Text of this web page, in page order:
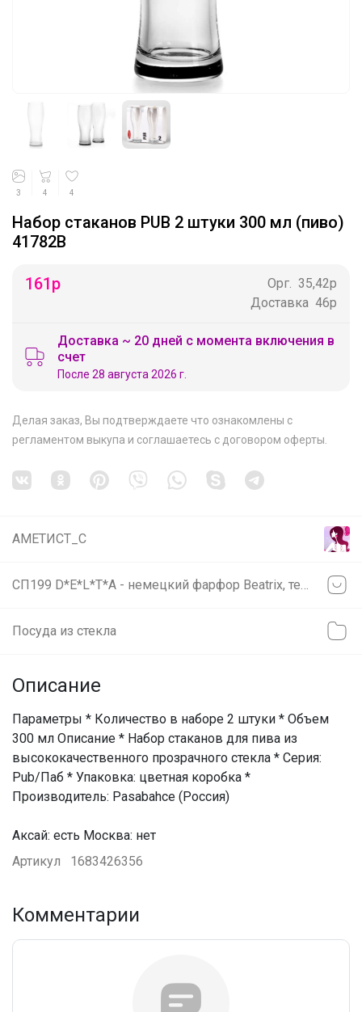
3 4 4
Набор стаканов PUB 2 штуки 300 мл (пиво)
41782В
161р Орг. 35,42р
Доставка 46р
Доставка ~ 20 дней с момента включения в
счет
После 28 августа 2026 г.
Делая заказ, Вы подтверждаете что ознакомлены с
регламентом выкупа и соглашаетесь с договором оферты
АМЕТИСТ_С
Посуда из стекла
Описание
Параметры * Количество в наборе 2 штуки * Объем
300 мл Описание * Набор стаканов для пива из
высококачественного прозрачного стекла * Серия:
Pub/Паб * Упаковка: цветная коробка *
Производитель: Pasabahce (Россия)
Аксай: есть Москва: нет
Артикул
1683426356
Комментарии